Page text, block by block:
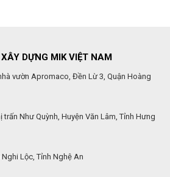
DỰNG MIK VIỆT NAM
vườn Apromaco, Đền Lừ 3, Quận Hoàng
trấn Như Quỳnh, Huyện Văn Lâm, Tỉnh Hưng
Lộc, Tỉnh Nghệ An